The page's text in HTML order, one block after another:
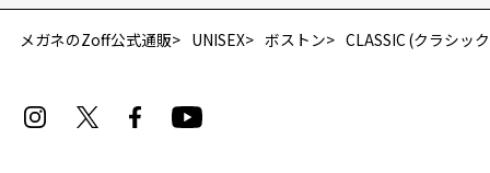
メガネのZoff公式通販 UNISEX ボストン CLASSIC (クラシッ